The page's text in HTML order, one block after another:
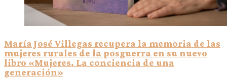
María José Villegas recupera la memoria de las
mujeres rurales de la posguerra en su nuevo
libro «Mujeres. La conciencia de una
generación»